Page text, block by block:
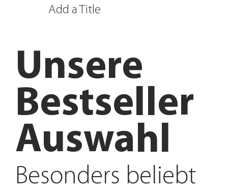
Bestseller
Auswahl
Unsere
Besonders beliebt
Add a Title